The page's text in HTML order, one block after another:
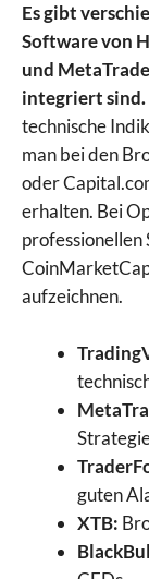
Es gibt
Software von
und
integriert sind.
technische
man bei den
oder
erhalten. Bei
professionellen
aufzeichnen.
guten
XTB: